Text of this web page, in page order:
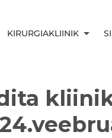
KIRURGIAKLIINIK